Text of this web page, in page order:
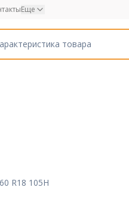
Еще
R18 105H